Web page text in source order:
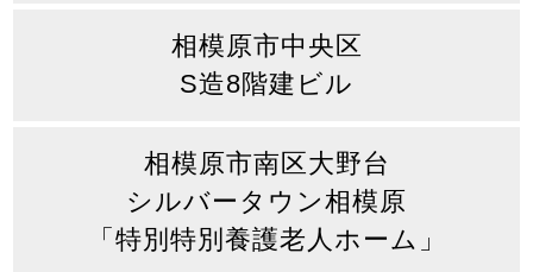
相模原市中央区
S造8階建ビル
相模原市南区大野台
シルバータウン相模原
「特別特別養護老人ホーム」